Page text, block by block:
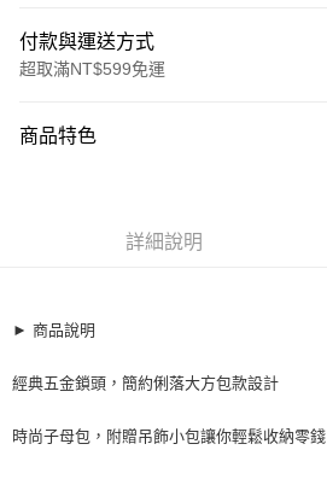
付款與運送方式
超取滿NT$599免運
信用卡一次付款
街口支付
悠遊付
商品特色
【XBJ969538】
子母包款(附贈吊飾小包)
詳細說明
► 商品說明
經典五金鎖頭，簡約俐落大方包款設計
時尚子母包，附贈吊飾小包讓你輕鬆收納零錢